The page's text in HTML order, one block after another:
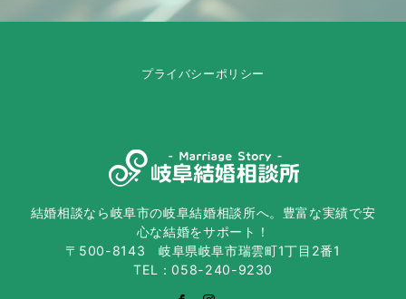
プライバシーポリシー
結婚相談なら岐阜市の岐阜結婚相談所へ。豊富な実績で安
心な結婚をサポート！
〒500-8143 岐阜県岐阜市瑞雲町1丁目2番1
TEL：058-240-9230